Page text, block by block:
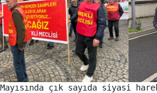
çık sayıda siyasi